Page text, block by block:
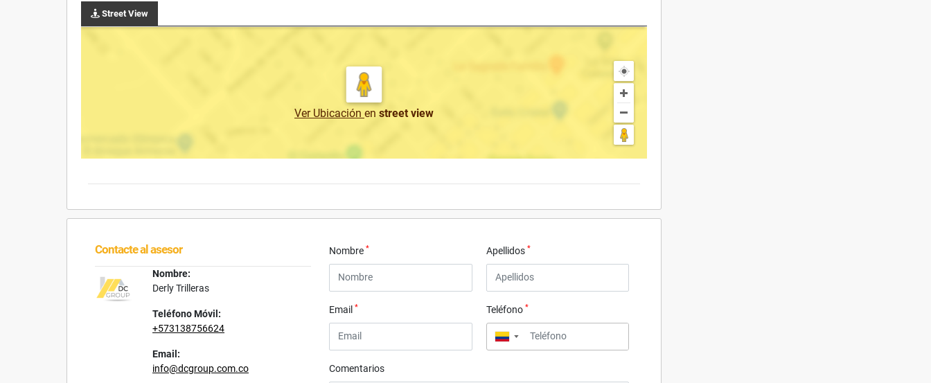
Street View
Ver Ubicación en street view
Contacte al asesor
Nombre:
Derly Trilleras
Teléfono Móvil:
+573138756624
Email:
info@dcgroup.com.co
Nombre* Apellidos *
Email* Teléfono *
▼
Comentarios